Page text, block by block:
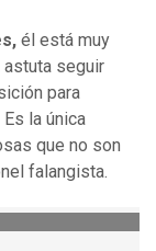
él está muy
astuta seguir
para
la única
que no son
falangista.